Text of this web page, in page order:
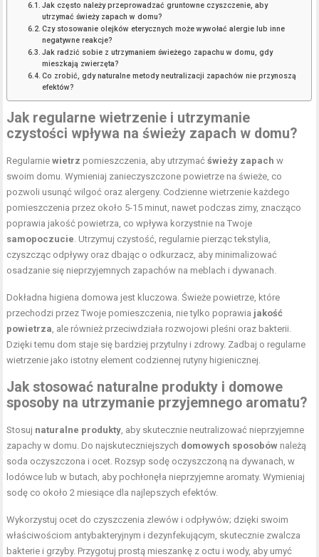
Jak często należy przeprowadzać gruntowne czyszczenie, aby
utrzymać świeży zapach w domu?
Czy stosowanie olejków eterycznych może wywołać alergie lub inne
negatywne reakcje?
Jak radzić sobie z utrzymaniem świeżego zapachu w domu, gdy
mieszkają zwierzęta?
Co zrobić, gdy naturalne metody neutralizacji zapachów nie przynoszą
efektów?
Jak regularne wietrzenie i utrzymanie
czystości wpływa na świeży zapach w domu?
Regularniewietrz pomieszczenia, aby utrzymaćświeży zapach w
swoim domu. Wymieniaj zanieczyszczone powietrze na świeże, co
pozwoli usunąć wilgoć oraz alergeny. Codzienne wietrzenie każdego
pomieszczenia przez około 5-15 minut, nawet podczas zimy, znacząco
poprawia jakość powietrza, co wpływa korzystnie na Twoje
samopoczucie . Utrzymuj czystość, regularnie pierząc tekstylia,
czyszcząc odpływy oraz dbając o odkurzacz, aby minimalizować
osadzanie się nieprzyjemnych zapachów na meblach i dywanach.
Dokładna higiena domowa jest kluczowa. Świeże powietrze, które
przechodzi przez Twoje pomieszczenia, nie tylko poprawia jakość
powietrza , ale również przeciwdziała rozwojowi pleśni oraz bakterii.
Dzięki temu dom staje się bardziej przytulny i zdrowy. Zadbaj o regularne
wietrzenie jako istotny element codziennej rutyny higienicznej.
Jak stosować naturalne produkty i domowe
sposoby na utrzymanie przyjemnego aromatu?
Stosuj naturalne produkty , aby skutecznie neutralizować nieprzyjemne
zapachy w domu. Do najskuteczniejszych domowych sposobów należą
soda oczyszczona i ocet. Rozsyp sodę oczyszczoną na dywanach, w
lodówce lub w butach, aby pochłonęła nieprzyjemne aromaty. Wymieniaj
sodę co około 2 miesiące dla najlepszych efektów.
Wykorzystuj ocet do czyszczenia zlewów i odpływów; dzięki swoim
właściwościom antybakteryjnym i dezynfekującym, skutecznie zwalcza
bakterie i grzyby. Przygotuj prostą mieszankę z octu i wody, aby umyć